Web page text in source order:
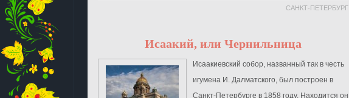
САНКТ-ПЕТЕРБУРГ
Исаакий, или Чернильница
Исаакиевский собор, названный так в честь
игумена И. Далматского, был построен в
Санкт-Петербурге в 1858 году. Находится он